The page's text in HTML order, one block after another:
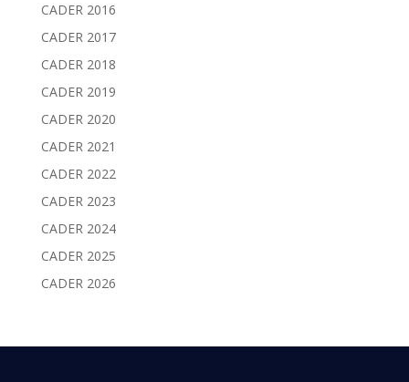
CADER 2016
CADER 2017
CADER 2018
CADER 2019
CADER 2020
CADER 2021
CADER 2022
CADER 2023
CADER 2024
CADER 2025
CADER 2026